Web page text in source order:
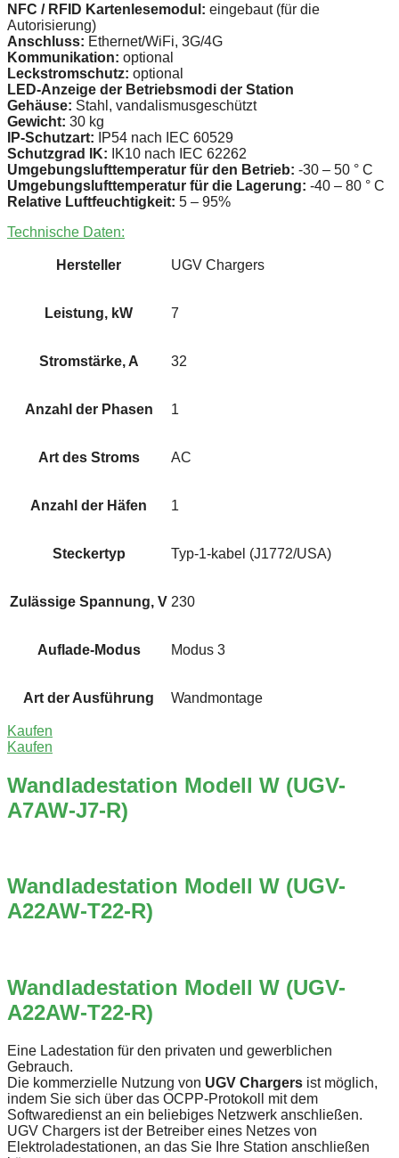
NFC / RFID Kartenlesemodul: eingebaut (für die
Autorisierung)
Anschluss: Ethernet/WiFi, 3G/4G
Kommunikation: optional
Leckstromschutz: optional
LED-Anzeige der Betriebsmodi der Station
Gehäuse: Stahl, vandalismusgeschützt
Gewicht: 30 kg
IP-Schutzart: IP54 nach IEC 60529
Schutzgrad IK: IK10 nach IEC 62262
Umgebungslufttemperatur für den Betrieb: -30 – 50 ° C
Umgebungslufttemperatur für die Lagerung: -40 – 80 ° C
Relative Luftfeuchtigkeit: 5 – 95%
Technische Daten:
Hersteller UGV Chargers
Leistung, kW 7
Stromstärke, A 32
Anzahl der Phasen 1
Art des Stroms AC
Anzahl der Häfen 1
Steckertyp Typ-1-kabel (J1772/USA)
Zulässige Spannung, V 230
Auflade-Modus Modus 3
Art der Ausführung Wandmontage
Kaufen
Kaufen
Wandladestation Modell W (UGV-
A7AW-J7-R)
Wandladestation Modell W (UGV-
A22AW-T22-R)
Wandladestation Modell W (UGV-
A22AW-T22-R)
Eine Ladestation für den privaten und gewerblichen
Gebrauch.
Die kommerzielle Nutzung von UGV Chargers ist möglich,
indem Sie sich über das OCPP-Protokoll mit dem
Softwaredienst an ein beliebiges Netzwerk anschließen.
UGV Chargers ist der Betreiber eines Netzes von
Elektroladestationen, an das Sie Ihre Station anschließen